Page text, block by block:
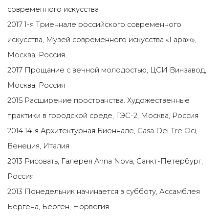
современного искусства
2017 1-я Триеннале российского современного
искусства, Музей современного искусства «Гараж»,
Москва, Россия
2017 Прощание с вечной молодостью, ЦСИ Винзавод,
Москва, Россия
2015 Расширение пространства. Художественные
практики в городской среде, ГЭС-2, Москва, Россия
2014 14-я Архитектурная Биеннале, Casa Dei Tre Oci,
Венеция, Италия
2013 Рисовать, Галерея Anna Nova, Санкт-Петербург,
Россия
2013 Понедельник начинается в субботу, Ассамблея
Бергена, Берген, Норвегия